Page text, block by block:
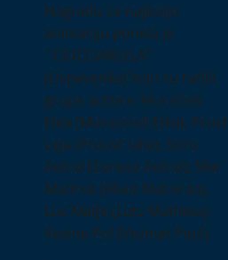
Nagradu za najbolju
animaciju ponela je
“CIUCCIARELLA”
(Uspavanka) koju su radili
grupa autora: Muračioli
Elea (Muraccioli Eléa), Prust
Leja (Proust Léïa), Soro
Astrid (Soreau Astrid), Mar
Matirea (Mare Matairea),
Luc Matje (Lutz Mathieu),
Vezine Pol (Vezinet Paul).